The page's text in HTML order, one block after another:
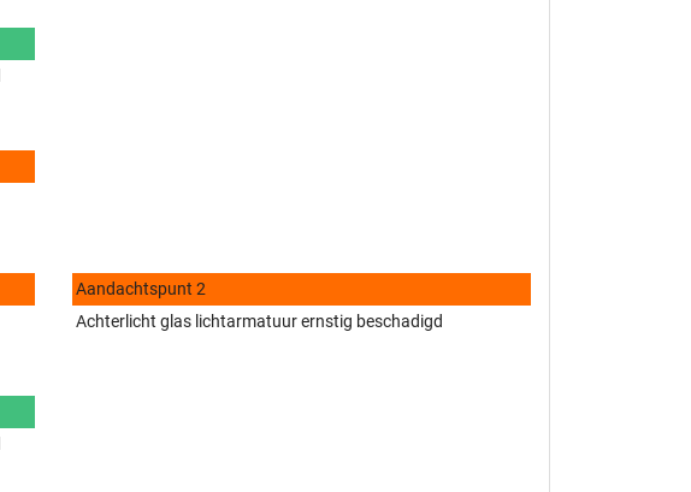
Aandachtspunt 2
Achterlicht glas lichtarmatuur ernstig beschadigd